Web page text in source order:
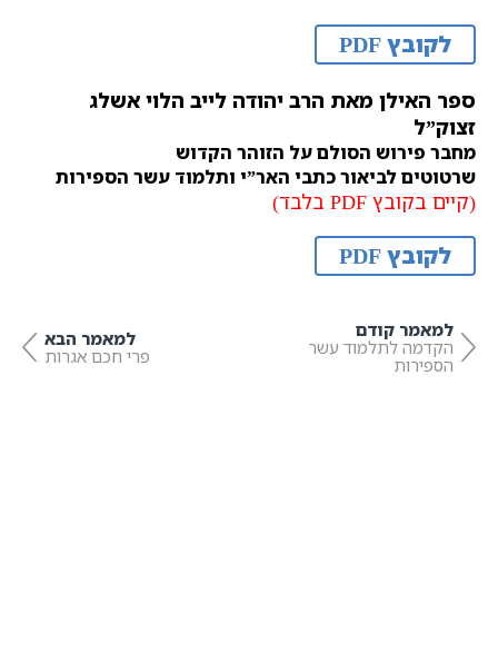
לקובץ PDF
ספר האילן מאת הרב יהודה לייב הלוי אשלג
זצוק”ל
מחבר פירוש הסולם על הזוהר הקדוש
שרטוטים לביאור כתבי האר”י ותלמוד עשר הספירות
(קיים בקובץ PDF בלבד)
לקובץ PDF
למאמר קודם
הקדמה לתלמוד עשר
הספירות
למאמר הבא
פרי חכם אגרות